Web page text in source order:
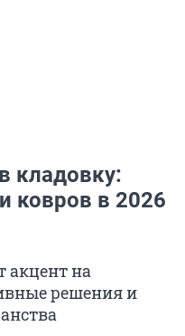
кладовку:
ковров в 2026
акцент на
решения и